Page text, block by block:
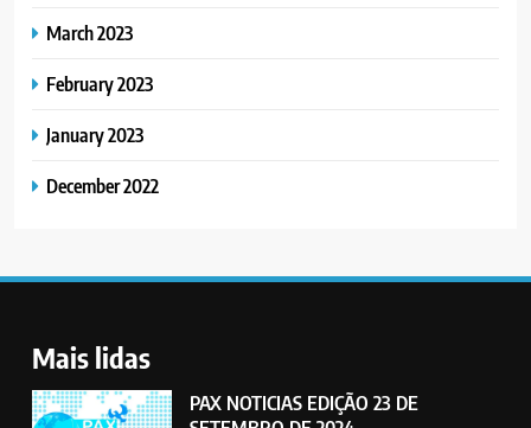
March 2023
February 2023
January 2023
December 2022
Mais lidas
PAX NOTICIAS EDIÇÃO 23 DE